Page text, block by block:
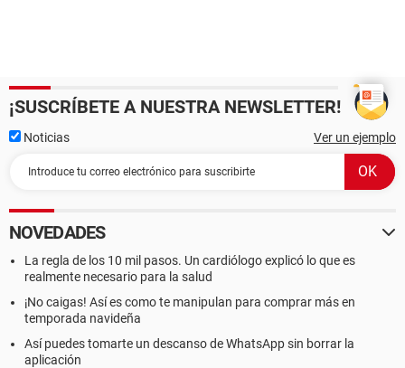
¡SUSCRÍBETE A NUESTRA NEWSLETTER!
Noticias Ver un ejemplo
NOVEDADES
La regla de los 10 mil pasos. Un cardiólogo explicó lo que es
realmente necesario para la salud
¡No caigas! Así es como te manipulan para comprar más en
temporada navideña
Así puedes tomarte un descanso de WhatsApp sin borrar la
aplicación